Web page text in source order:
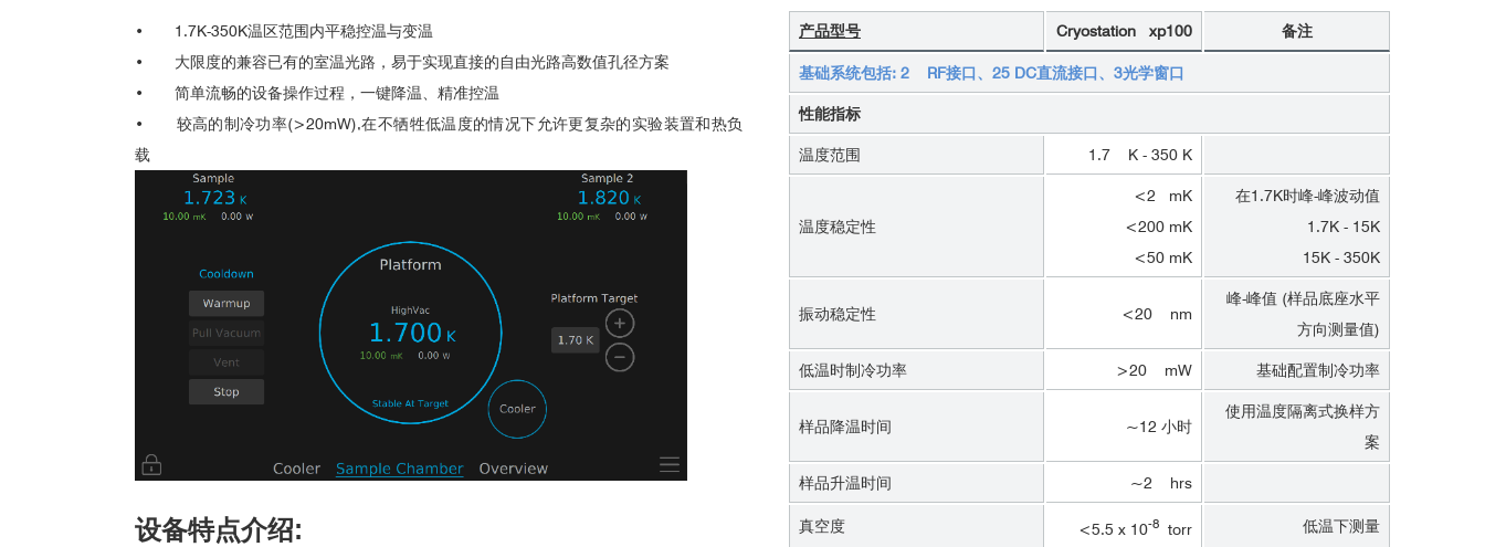
• 1.7K-350K温区范围内平稳控温与变温
• 大限度的兼容已有的室温光路，易于实现直接的自由光路高数值孔径方案
• 简单流畅的设备操作过程，一键降温、精准控温
• 较高的制冷功率(>20mW),在不牺牲低温度的情况下允许更复杂的实验装置和热负
载
设备特点介绍:
产品型号 Cryostation xp100 备注
基础系统包括: 2 RF接口、25 DC直流接口、3光学窗口
性能指标
温度范围 1.7 K - 350 K
温度稳定性
<2 mK
<200 mK
<50 mK
在1.7K时峰-峰波动值
1.7K - 15K
15K - 350K
振动稳定性 <20 nm
峰-峰值 (样品底座水平
方向测量值)
低温时制冷功率 >20 mW 基础配置制冷功率
样品降温时间 ~12 小时
使用温度隔离式换样方
案
样品升温时间 ~2 hrs
真空度 <5.5 x 10-8 torr 低温下测量